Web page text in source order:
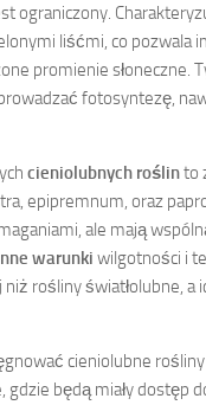
ograniczony.
liśćmi, co pozwala
promienie słoneczne.
fotosyntezę,
cieniolubnych roślinto
epipremnum, oraz
ale mają
warunki wilgotności i
niż rośliny światłolubne, a
cieniolubne
gdzie będą miały dostęp